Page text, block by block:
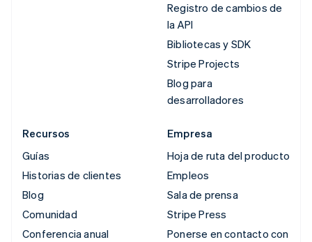
Registro de cambios de
la API
Bibliotecas y SDK
Stripe Projects
Blog para
desarrolladores
Recursos
Guías
Historias de clientes
Blog
Comunidad
Conferencia anual
Empresa
Hoja de ruta del producto
Empleos
Sala de prensa
Stripe Press
Ponerse en contacto con